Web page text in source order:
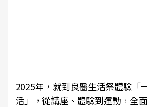
2025年，就到良醫生活祭體驗「
活」，從講座、體驗到運動，全